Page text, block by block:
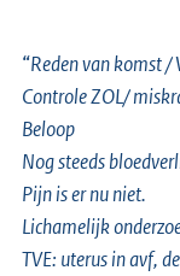
“Reden van komst /
Controle ZOL/
Beloop
Nog steeds
Pijn is er nu niet.
Lichamelijk
TVE: uterus in avf,